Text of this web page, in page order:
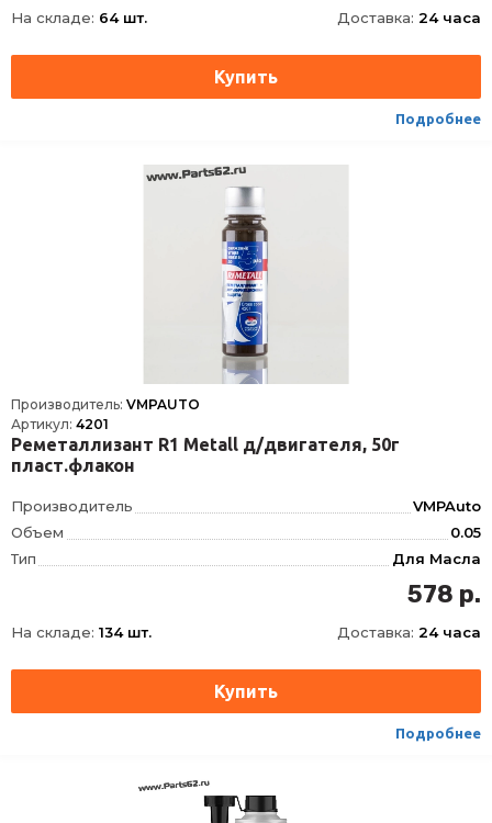
На складе: 64 шт. Доставка: 24 часа
Подробнее
Производитель: VMPAUTO
Артикул: 4201
Реметаллизант R1 Metall д/двигателя, 50г
пласт.флакон
Производитель
VMPAuto
Объем
0.05
Тип
Для Масла
578 р.
На складе: 134 шт. Доставка: 24 часа
Подробнее